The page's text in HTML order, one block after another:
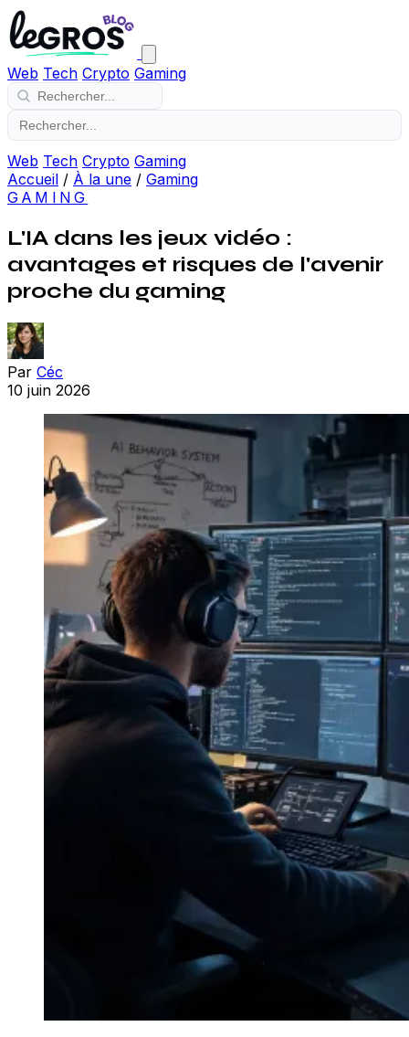
Web Tech Crypto Gaming
Web Tech Crypto Gaming
Accueil / À la une / Gaming
GAMING
L'IA dans les jeux vidéo :
avantages et risques de l'avenir
proche du gaming
Par Céc
10 juin 2026